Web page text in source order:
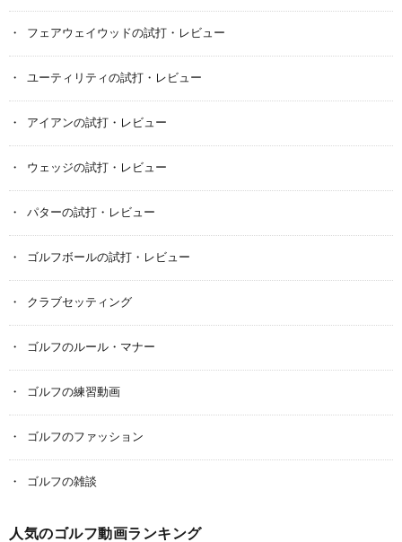
フェアウェイウッドの試打・レビュー
ユーティリティの試打・レビュー
アイアンの試打・レビュー
ウェッジの試打・レビュー
パターの試打・レビュー
ゴルフボールの試打・レビュー
クラブセッティング
ゴルフのルール・マナー
ゴルフの練習動画
ゴルフのファッション
ゴルフの雑談
人気のゴルフ動画ランキング